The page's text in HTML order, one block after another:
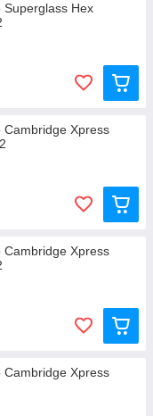
Superglass Hex
Cambridge Xpress
Cambridge Xpress
Cambridge Xpress